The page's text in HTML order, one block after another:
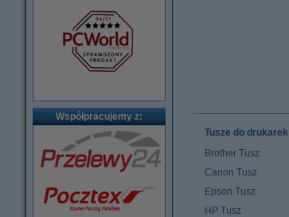
Współpracujemy z:
Tusze do drukarek
Brother Tusz
Canon Tusz
Epson Tusz
HP Tusz